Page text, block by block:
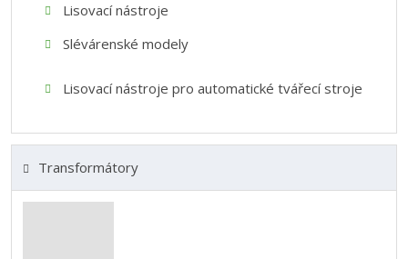
Lisovací nástroje
Slévárenské modely
Lisovací nástroje pro automatické tvářecí stroje
Transformátory